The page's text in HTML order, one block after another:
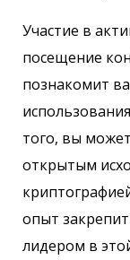
Участие в
посещение
познакомит
того, вы
открытым
опыт
лидером в